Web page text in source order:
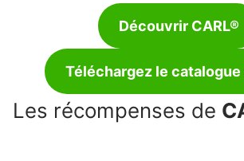
Découvrir CARL®
Téléchargez le catalogue
Les récompenses de